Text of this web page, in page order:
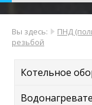
Вы здесь: ПНД
резьбой
Котельное